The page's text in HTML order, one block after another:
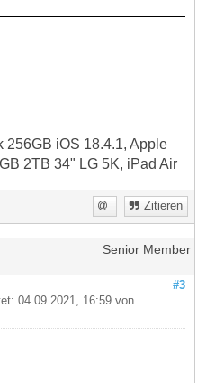
256GB iOS 18.4.1, Apple
2TB 34" LG 5K, iPad Air
Zitieren
Senior Member
#3
04.09.2021, 16:59 von